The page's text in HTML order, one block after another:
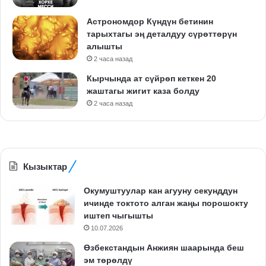
Астрономдор Күндүн бетинин
тарыхтагы эң деталдуу сүрөттөрүн
алышты
2 часа назад
Кырчында ат сүйрөп кеткен 20
жаштагы жигит каза болду
2 часа назад
Кызыктар
Окумуштуулар кан агууну секунддун
ичинде токтото алган жаңы порошокту
иштеп чыгышты
10.07.2026
Өзбекстандын Анжиян шаарында беш
эм төрөлдү